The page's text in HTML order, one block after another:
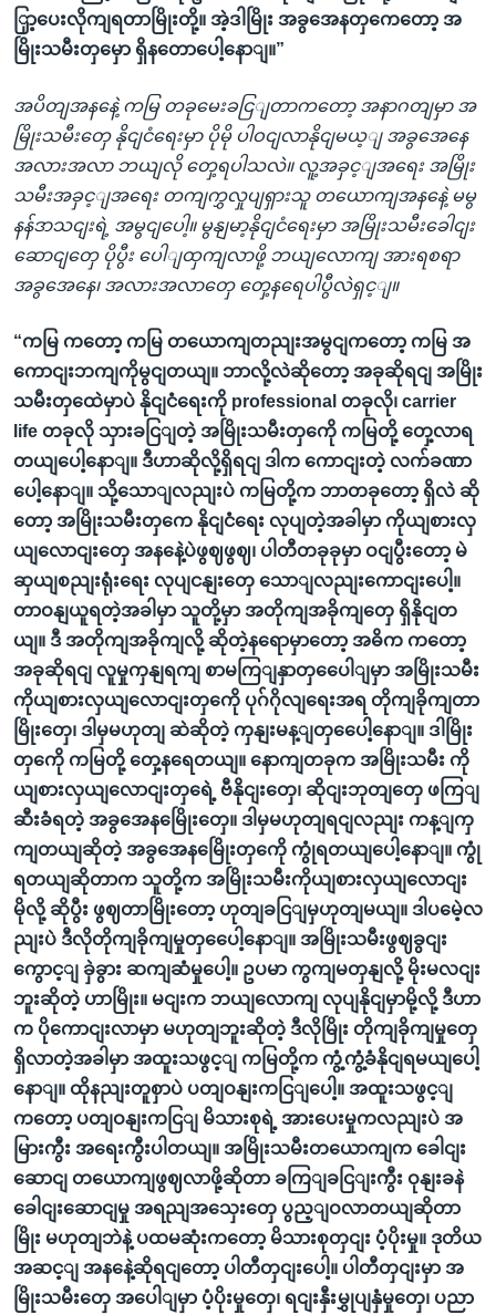
ြှာ့ပေးလိုကျရတာမြိုးတို့။ အဲ့ဒါမြိုး အခွအေနတှကေတော့ အ
မြိုးသမီးတှမှော ရှိနတောပေါ့နောျ။”
အပိတျအနနေဲ့ ကမြ တခုမေးခငြျတာကတော့ အနာဂတျမှာ အ
မြိုးသမီးတှေ နိုငျငံရေးမှာ ပိုမို ပါဝငျလာနိုငျမယ့ျ အခွအေနေ
အလားအလာ ဘယျလို တှေ့ရပါသလဲ။ လူ့အခှင့ျအရေး အမြိုး
သမီးအခှင့ျအရေး တကျကွှလှုပျရှားသူ တယောကျအနနေဲ့ မမွ
နန်ဒာသငျးရဲ့ အမွငျပေါ့။ မွနျမာ့နိုငျငံရေးမှာ အမြိုးသမီးခေါငျး
ဆောငျတှေ ပိုပွီး ပေါျထှကျလာဖို့ ဘယျလောကျ အားရစရာ
အခွအေနေ၊ အလားအလာတှေ တှေ့နရေပါပွီလဲရှင့ျ။
“ကမြ ကတော့ ကမြ တယောကျတညျးအမွငျကတော့ ကမြ အ
ကောငျးဘကျကိုမွငျတယျ။ ဘာလို့လဲဆိုတော့ အခုဆိုရငျ အမြိုး
သမီးတှထေဲမှာပဲ နိုငျငံရေးကို professional တခုလို၊ carrier
life တခုလို သှားခငြျတဲ့ အမြိုးသမီးတှကေို ကမြတို့ တှေ့လာရ
တယျပေါ့နောျ။ ဒီဟာဆိုလို့ရှိရငျ ဒါက ကောငျးတဲ့ လက်ခဏာ
ပေါ့နောျ။ သို့သောျလညျးပဲ ကမြတို့က ဘာတခုတော့ ရှိလဲ ဆို
တော့ အမြိုးသမီးတှကေ နိုငျငံရေး လုပျတဲ့အခါမှာ ကိုယျစားလှ
ယျလောငျးတှေ အနနေဲ့ပဲဖွဈဖွဈ၊ ပါတီတခုခုမှာ ဝငျပွီးတော့ မဲ
ဆှယျစညျးရုံးရေး လုပျငနျးတှေ သောျလညျးကောငျးပေါ့။
တာဝနျယူရတဲ့အခါမှာ သူတို့မှာ အတိုကျအခိုကျတှေ ရှိနိုငျတ
ယျ။ ဒီ အတိုကျအခိုကျလို့ ဆိုတဲ့နရောမှာတော့ အဓိက ကတော့
အခုဆိုရငျ လူမှုကှနျရကျ စာမကြျနှာတှပေေါျမှာ အမြိုးသမီး
ကိုယျစားလှယျလောငျးတှကေို ပုဂ်ဂိုလျရေးအရ တိုကျခိုကျတာ
မြိုးတှေ၊ ဒါမှမဟုတျ ဆဲဆိုတဲ့ ကှနျးမန့ျတှပေေါ့နောျ။ ဒါမြိုး
တှကေို ကမြတို့ တှေ့နရေတယျ။ နောကျတခုက အမြိုးသမီး ကို
ယျစားလှယျလောငျးတှရေဲ့ ဗီနိုငျးတှေ၊ ဆိုငျးဘုတျတှေ ဖကြျ
ဆီးခံရတဲ့ အခွအေနမြေိုးတှေ။ ဒါမှမဟုတျရငျလညျး ကန့ျကှ
ကျတယျဆိုတဲ့ အခွအေနမြေိုးတှကေို ကွုံရတယျပေါ့နောျ။ ကွုံ
ရတယျဆိုတာက သူတို့က အမြိုးသမီးကိုယျစားလှယျလောငျး
မိုလို့ ဆိုပွီး ဖွဈတာမြိုးတော့ ဟုတျခငြျမှဟုတျမယျ။ ဒါပမေဲ့လ
ညျးပဲ ဒီလိုတိုကျခိုကျမှုတှပေေါ့နောျ။ အမြိုးသမီးဖွဈခွငျး
ကွောင့ျ ခှဲခွား ဆကျဆံမှုပေါ့။ ဥပမာ ကွကျမတှနျလို့ မိုးမလငျး
ဘူးဆိုတဲ့ ဟာမြိုး။ မငျးက ဘယျလောကျ လုပျနိုငျမှာမို့လို့ ဒီဟာ
က ပိုကောငျးလာမှာ မဟုတျဘူးဆိုတဲ့ ဒီလိုမြိုး တိုကျခိုကျမှုတှေ
ရှိလာတဲ့အခါမှာ အထူးသဖွင့ျ ကမြတို့က ကွံ့ကွံ့ခံနိုငျရမယျပေါ့
နောျ။ ထိုနညျးတူစှာပဲ ပတျဝနျးကငြျပေါ့။ အထူးသဖွင့ျ
ကတော့ ပတျဝနျးကငြျ မိသားစုရဲ့ အားပေးမှုကလညျးပဲ အ
မြားကွီး အရေးကွီးပါတယျ။ အမြိုးသမီးတယောကျက ခေါငျး
ဆောငျ တယောကျဖွဈလာဖို့ဆိုတာ ခကြျခငြျးကွီး ဝုနျးခနဲ
ခေါငျးဆောငျမှု အရညျအသှေးတှေ ပွည့ျဝလာတယျဆိုတာ
မြိုး မဟုတျဘဲနဲ့ ပထမဆုံးကတော့ မိသားစုတှငျး ပံ့ပိုးမှု။ ဒုတိယ
အဆင့ျ အနနေဲ့ဆိုရငျတော့ ပါတီတှငျးပေါ့။ ပါတီတှငျးမှာ အ
မြိုးသမီးတှေ အပေါျမှာ ပံ့ပိုးမှုတှေ၊ ရငျးနှီးမွှုပျနှံမှုတှေ၊ ပညာ